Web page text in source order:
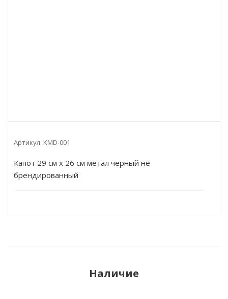
Артикул: KMD-001
Капот 29 см х 26 см метал черный не
брендированный
Наличие